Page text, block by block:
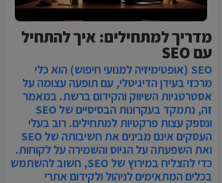
מדריך למתחילים: איך להתחיל
עם SEO
SEO (אופטימיזיה למנועי חיפוש) הוא כלי
מרכזי בעידן הדיגיטלי, עם תופעה עצומה על
אסטרטגיות השיווק והקידום ברשת. במאמר
זה, נתמקד בעקרונות הבסיסיים של SEO
ונספק עצות פרקטיות למתחילים. רוב בעלי
העסקים אינם מבינים את חשיבותה של SEO
ואת השפעתה על הגיוס והשמירה על לקוחות.
כדי להצליח במירוץ של SEO, חשוב להשתמש
בכלים המתאימים לניהול ולקידום אתרי